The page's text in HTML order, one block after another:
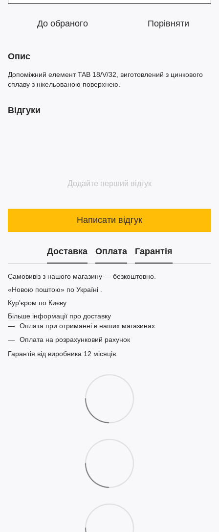
До обраного Порівняти
Опис
Допоміжний елемент TAB 18/V/32, виготовлений з цинкового
сплаву з нікельованою поверхнею.
Відгуки
Додайте перший відгук
Написати відгук
Доставка Оплата Гарантія
Самовивіз з нашого магазину — безкоштовно.
«Новою поштою» по Україні .
Кур'єром по Києву
Більше інформації про доставку
Оплата при отриманні в наших магазинах
Оплата на розрахунковий рахунок
Гарантія від виробника 12 місяців.